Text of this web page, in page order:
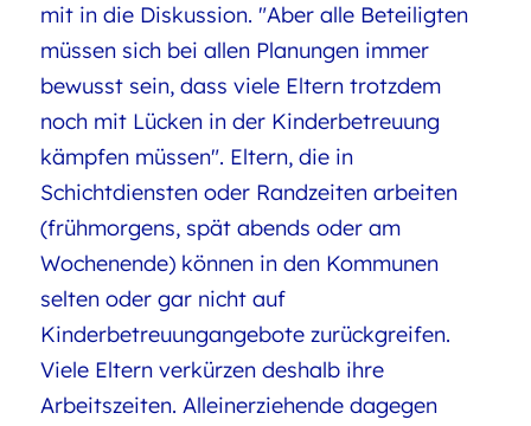
mit in die Diskussion. "Aber alle Beteiligten
müssen sich bei allen Planungen immer
bewusst sein, dass viele Eltern trotzdem
noch mit Lücken in der Kinderbetreuung
kämpfen müssen". Eltern, die in
Schichtdiensten oder Randzeiten arbeiten
(frühmorgens, spät abends oder am
Wochenende) können in den Kommunen
selten oder gar nicht auf
Kinderbetreuungangebote zurückgreifen.
Viele Eltern verkürzen deshalb ihre
Arbeitszeiten. Alleinerziehende dagegen